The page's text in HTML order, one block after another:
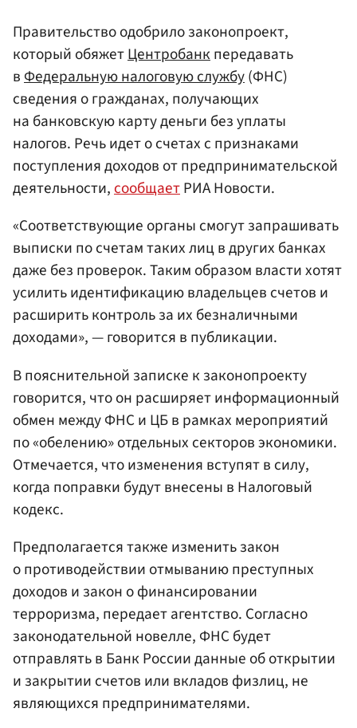
Правительство одобрило законопроект,
который обяжетЦентробанкпередавать
вФедеральную налоговую службу(ФНС)
сведения о гражданах, получающих
на банковскую карту деньги без уплаты
налогов. Речь идет о счетах с признаками
поступления доходов от предпринимательской
деятельности,сообщаетРИА Новости.
«Соответствующие органы смогут запрашивать
выписки по счетам таких лиц в других банках
даже без проверок. Таким образом власти хотят
усилить идентификацию владельцев счетов и
расширить контроль за их безналичными
доходами», — говорится в публикации.
В пояснительной записке к законопроекту
говорится, что он расширяет информационный
обмен между ФНС и ЦБ в рамках мероприятий
по «обелению» отдельных секторов экономики.
Отмечается, что изменения вступят в силу,
когда поправки будут внесены в Налоговый
кодекс.
Предполагается также изменить закон
о противодействии отмыванию преступных
доходов и закон о финансировании
терроризма, передает агентство. Согласно
законодательной новелле, ФНС будет
отправлять в Банк России данные об открытии
и закрытии счетов или вкладов физлиц, не
являющихся предпринимателями.